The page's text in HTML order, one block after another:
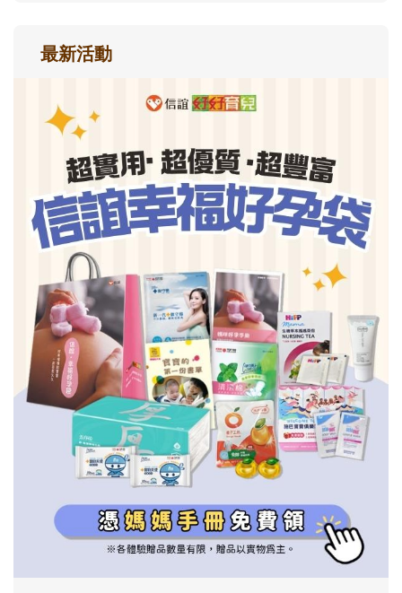
信誼基金會
2022信誼年度報告
2023信誼年度報告
2024信誼年度報告
附設幼兒園
小袋鼠幼師網